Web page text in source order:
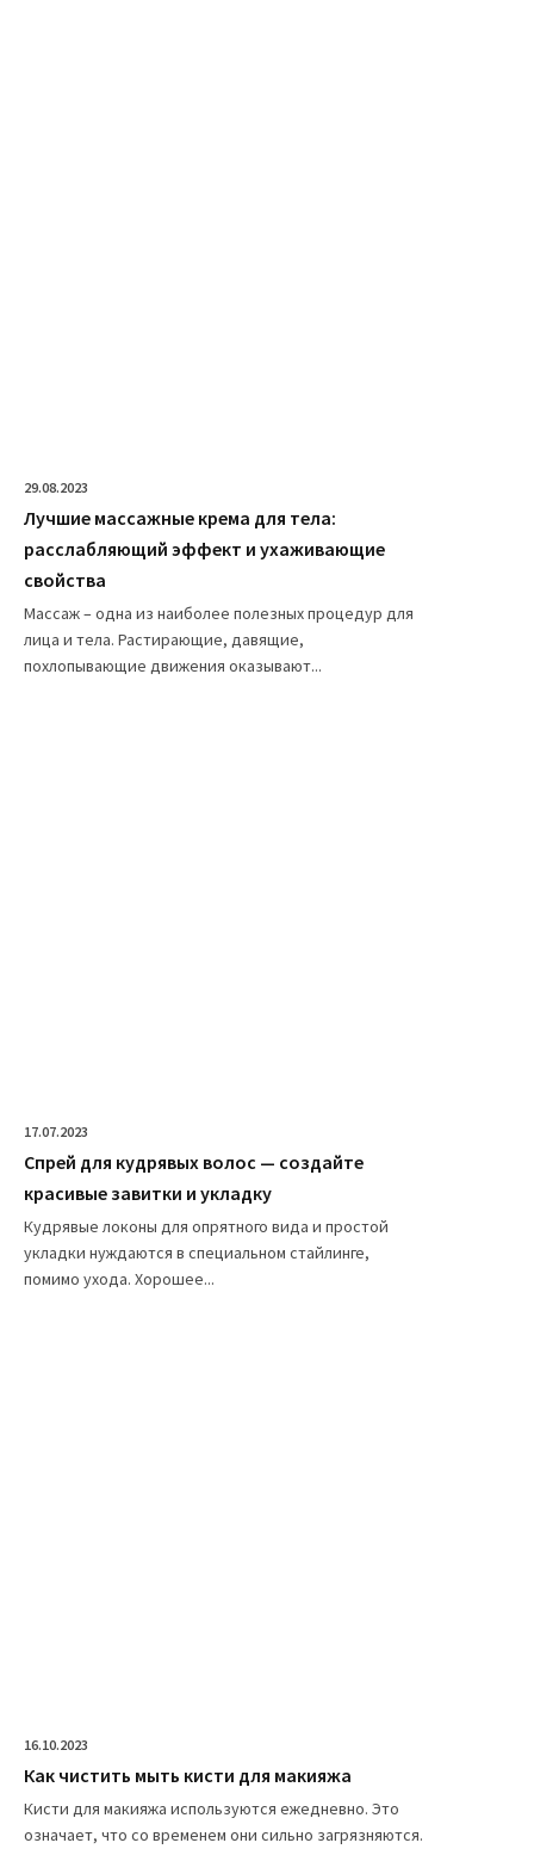
29.08.2023
Лучшие массажные крема для тела:
расслабляющий эффект и ухаживающие
свойства
Массаж – одна из наиболее полезных процедур для
лица и тела. Растирающие, давящие,
похлопывающие движения оказывают...
17.07.2023
Спрей для кудрявых волос — создайте
красивые завитки и укладку
Кудрявые локоны для опрятного вида и простой
укладки нуждаются в специальном стайлинге,
помимо ухода. Хорошее...
16.10.2023
Как чистить мыть кисти для макияжа
Кисти для макияжа используются ежедневно. Это
означает, что со временем они сильно загрязняются.